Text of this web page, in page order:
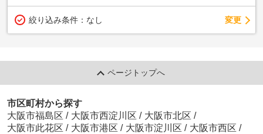
絞り込み条件： なし 変更
ページトップへ
市区町村から探す
大阪市福島区 / 大阪市西淀川区 / 大阪市北区 /
大阪市此花区 / 大阪市港区 / 大阪市淀川区 / 大阪市西区 /